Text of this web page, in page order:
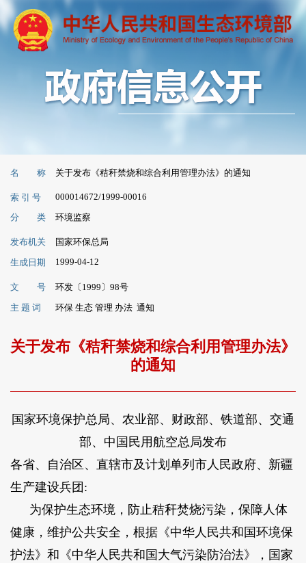
名 称 关于发布《秸秆禁烧和综合利用管理办法》的通知
索 引 号 000014672/1999-00016
分 类 环境监察
发布机关
国家环保总局
生成日期
1999-04-12
文 号
环发〔1999〕98号
主 题 词
环保 生态 管理 办法 通知
关于发布《秸秆禁烧和综合利用管理办法》
的通知
国家环境保护总局、农业部、财政部、铁道部、交通
部、中国民用航空总局发布
各省、自治区、直辖市及计划单列市人民政府、新疆
生产建设兵团:
为保护生态环境，防止秸秆焚烧污染，保障人体
健康，维护公共安全，根据《中华人民共和国环境保
护法》和《中华人民共和国大气污染防治法》，国家